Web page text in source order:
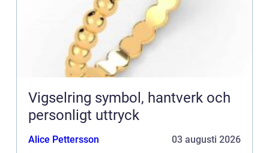
Vigselring symbol, hantverk och
personligt uttryck
Alice Pettersson 03 augusti 2026